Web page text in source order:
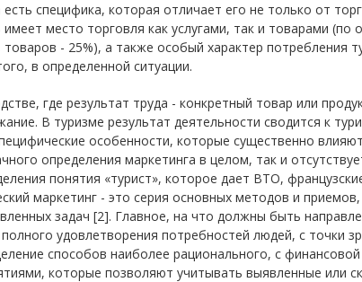
специфика, которая отличает его не только от
имеет место торговля как услугами, так и товарами (по
- 25%), а также особый характер потребления
в определенной ситуации.
где результат труда - конкретный товар или
В туризме результат деятельности сводится к
особенности, которые существенно
определения маркетинга в целом, так и
понятия «турист», которое дает ВТО,
маркетинг - это серия основных методов и
задач [2]. Главное, на что должны быть
удовлетворения потребностей людей, с точки
способов наиболее рационального, с
которые позволяют учитывать выявленные или